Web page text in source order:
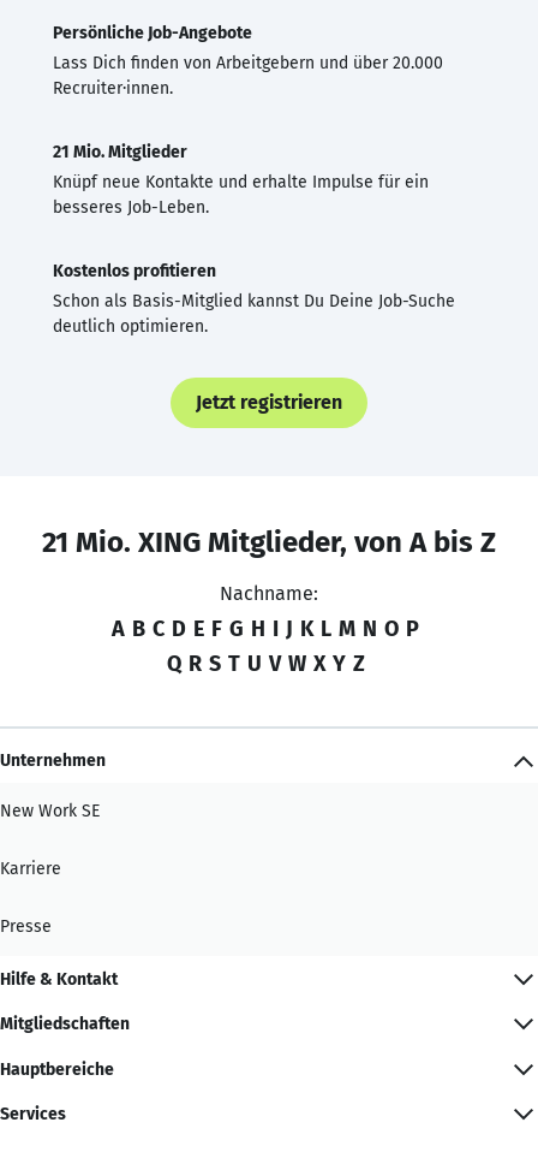
Persönliche Job-Angebote
Lass Dich finden von Arbeitgebern und über 20.000
Recruiter·innen.
21 Mio. Mitglieder
Knüpf neue Kontakte und erhalte Impulse für ein
besseres Job-Leben.
Kostenlos profitieren
Schon als Basis-Mitglied kannst Du Deine Job-Suche
deutlich optimieren.
Jetzt registrieren
21 Mio. XING Mitglieder, von A bis Z
Nachname:
A B C D E F G H I J K L M N O P
Q R S T U V W X Y Z
Unternehmen
New Work SE
Karriere
Presse
Hilfe & Kontakt
Mitgliedschaften
Hauptbereiche
Services